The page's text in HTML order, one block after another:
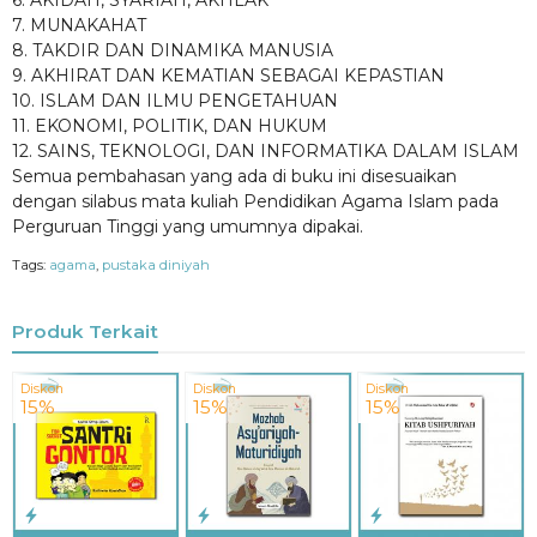
7. MUNAKAHAT
8. TAKDIR DAN DINAMIKA MANUSIA
9. AKHIRAT DAN KEMATIAN SEBAGAI KEPASTIAN
10. ISLAM DAN ILMU PENGETAHUAN
11. EKONOMI, POLITIK, DAN HUKUM
12. SAINS, TEKNOLOGI, DAN INFORMATIKA DALAM ISLAM
Semua pembahasan yang ada di buku ini disesuaikan
dengan silabus mata kuliah Pendidikan Agama Islam pada
Perguruan Tinggi yang umumnya dipakai.
Tags: agama pustaka diniyah
Produk Terkait
Diskon
15%
Diskon
15%
Diskon
15%